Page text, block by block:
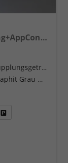
1.0 TSI DSG AHK+Alu16+Sitzheizung+AppConnect+GV5+LED+Nebel+Klima
Doppelkupplungsgetriebe (DSG)
[5X5X] Graphit Grau Metallic